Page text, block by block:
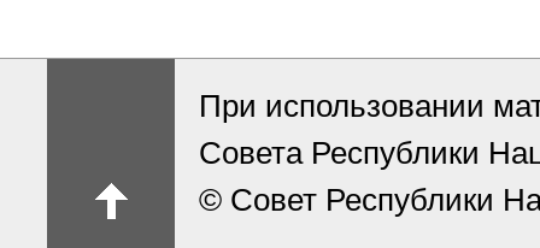
При использовании
Совета Республики
© Совет Республики